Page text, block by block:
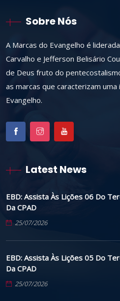
Sobre Nós
A Marcas do Evangelho é
Carvalho e Jefferson Belisário
de Deus fruto do
as marcas que caracterizam
Evangelho.
Latest News
EBD: Assista Às Lições 06 Do
Da CPAD
25/07/2026
EBD: Assista Às Lições 05 Do
Da CPAD
25/07/2026